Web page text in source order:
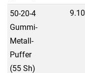
50-20-4
Gummi-
Metall-
Puffer
(55 Sh)
9.10